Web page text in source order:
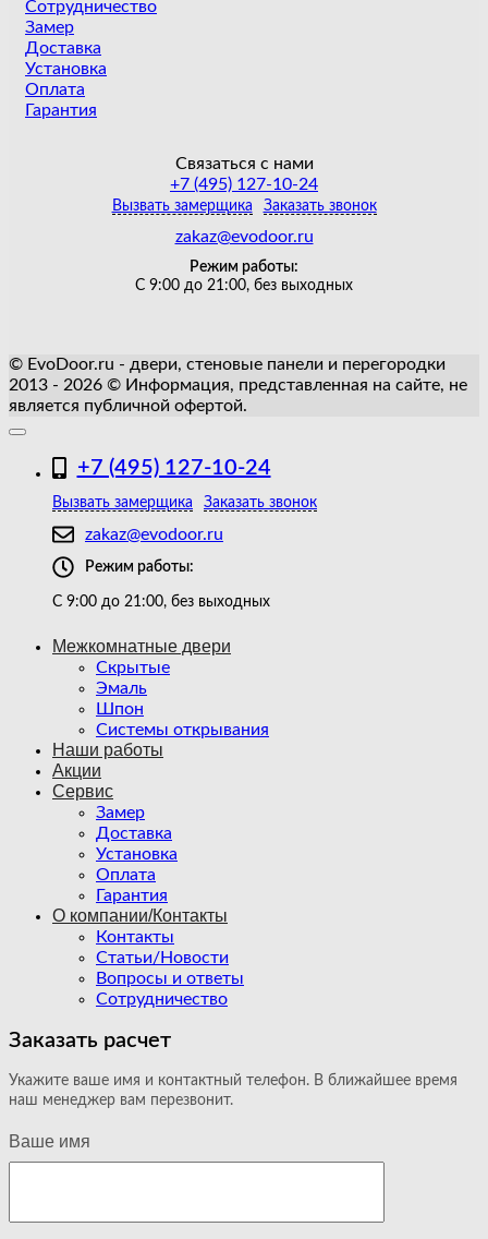
Сотрудничество
Замер
Доставка
Установка
Оплата
Гарантия
Связаться с нами
+7 (495) 127-10-24
Вызвать замерщика Заказать звонок
zakaz@evodoor.ru
Режим работы:
С 9:00 до 21:00, без выходных
© EvoDoor.ru - двери, стеновые панели и перегородки
2013 - 2026 © Информация, представленная на сайте, не
является публичной офертой.
+7 (495) 127-10-24
Вызвать замерщика Заказать звонок
zakaz@evodoor.ru
Режим работы:
С 9:00 до 21:00, без выходных
Межкомнатные двери
Скрытые
Эмаль
Шпон
Системы открывания
Наши работы
Акции
Сервис
Замер
Доставка
Установка
Оплата
Гарантия
О компании/Контакты
Контакты
Статьи/Новости
Вопросы и ответы
Сотрудничество
Заказать расчет
Укажите ваше имя и контактный телефон. В ближайшее время
наш менеджер вам перезвонит.
Ваше имя